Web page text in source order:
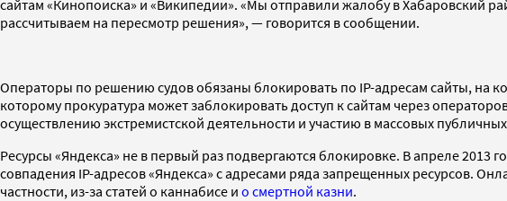
сайтам «Кинопоиска» и «Википедии». «Мы отправили жалобу в Хабаровский
рассчитываем на пересмотр решения», — говорится в сообщении.
Операторы по решению судов обязаны блокировать по IP-адресам сайты, на
которому прокуратура может заблокировать доступ к сайтам через
осуществлению экстремистской деятельности и участию в массовых
Ресурсы «Яндекса» не в первый раз подвергаются блокировке. В апреле 2013
совпадения IP-адресов «Яндекса» с адресами ряда запрещенных ресурсов.
частности, из-за статей о каннабисе и о смертной казни.